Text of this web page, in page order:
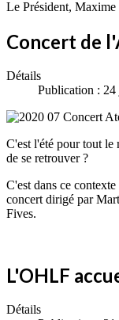
Le Président, Maxime
Concert de
Détails
Publication :
C'est l'été pour tout le
de se retrouver ?
C'est dans ce
concert dirigé par
Fives.
L'OHLF
Détails